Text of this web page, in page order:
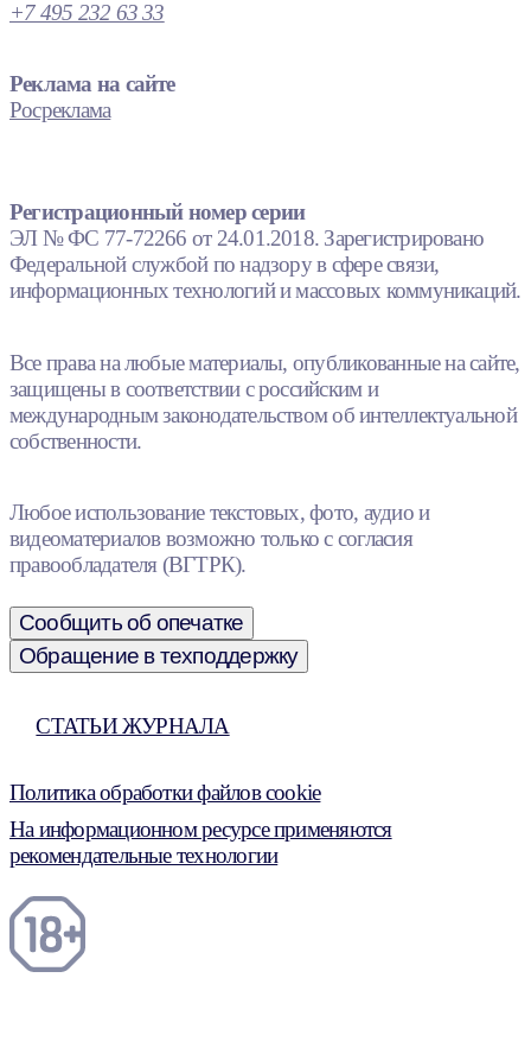
+7 495 232 63 33
Реклама на сайте
Росреклама
Регистрационный номер серии
ЭЛ № ФС 77-72266 от 24.01.2018. Зарегистрировано
Федеральной службой по надзору в сфере связи,
информационных технологий и массовых коммуникаций.
Все права на любые материалы, опубликованные на сайте,
защищены в соответствии с российским и
международным законодательством об интеллектуальной
собственности.
Любое использование текстовых, фото, аудио и
видеоматериалов возможно только с согласия
правообладателя (ВГТРК).
Сообщить об опечатке
Обращение в техподдержку
СТАТЬИ ЖУРНАЛА
Политика обработки файлов cookie
На информационном ресурсе применяются
рекомендательные технологии